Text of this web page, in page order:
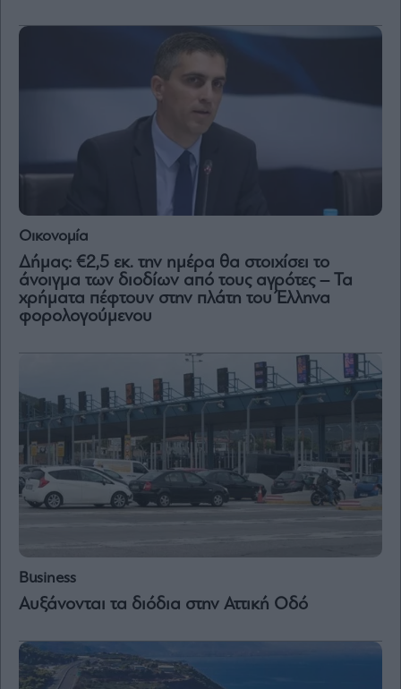
Οικονομία
Δήμας: €2,5 εκ. την ημέρα θα στοιχίσει το
άνοιγμα των διοδίων από τους αγρότες – Τα
χρήματα πέφτουν στην πλάτη του Έλληνα
φορολογούμενου
Business
Αυξάνονται τα διόδια στην Αττική Οδό